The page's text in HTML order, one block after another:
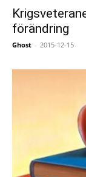
förändring
Ghost - 2015-12-15